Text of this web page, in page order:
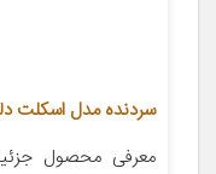
سردنده مدل اسکلت